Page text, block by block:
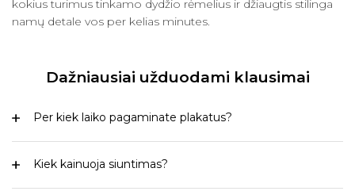
kokius turimus tinkamo dydžio rėmelius ir džiaugtis stilinga
namų detale vos per kelias minutes.
Dažniausiai užduodami klausimai
Per kiek laiko pagaminate plakatus?
Kiek kainuoja siuntimas?